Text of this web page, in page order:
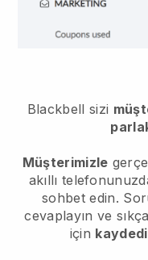
Blackbell sizi
Müşterimizle
akıllı
sohbet edin.
cevaplayın ve
için